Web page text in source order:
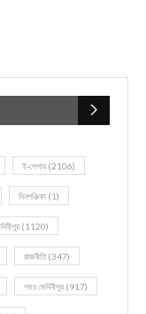
ই-পেপার (2106)
দিনপঞ্জিকা (1)
(1120)
রাজনীতি(347)
শহর মেদিনীপুর (917)